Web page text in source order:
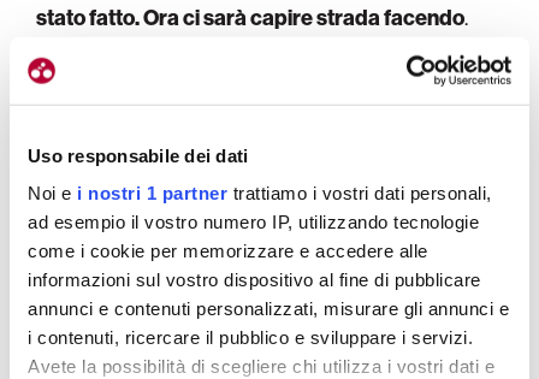
Uso responsabile dei dati
Noi e i nostri 1 partner trattiamo i vostri dati personali,
ad esempio il vostro numero IP, utilizzando tecnologie
come i cookie per memorizzare e accedere alle
informazioni sul vostro dispositivo al fine di pubblicare
annunci e contenuti personalizzati, misurare gli annunci e
i contenuti, ricercare il pubblico e sviluppare i servizi.
Avete la possibilità di scegliere chi utilizza i vostri dati e
stato fatto. Ora ci sarà capire strada facendo.
L’inizio del Tour non è semplice, ma se Enric è in
salute, non c’è da preoccuparsi. E’ sempre andato
fortissimo, tolto l’anno scorso che si è fermato per il
Covid. Quindinon mi preoccupo di come possa
arrivare alle prime tappe del Tour
, anche se non
abbiamo avuto la possibilità di lavorare di fino.
Cosa significa?
Che a cose normali, sarebbe uscito dal Delfinato
avendo ancora dei margini.Enric non ha il motore